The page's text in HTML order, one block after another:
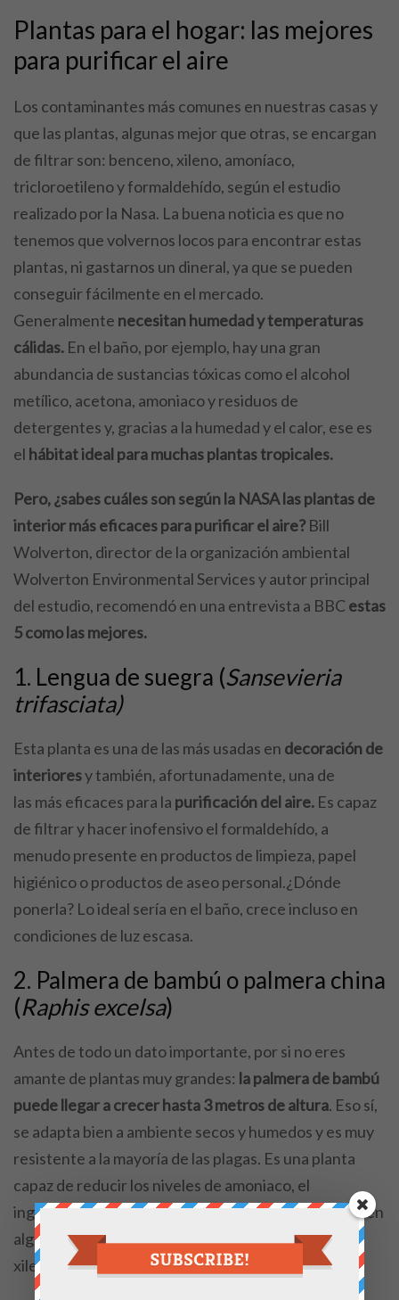
Plantas para el hogar: las mejores
para purificar el aire
Los contaminantes más comunes en nuestras casas y
que las plantas, algunas mejor que otras, se encargan
de filtrar son: benceno, xileno, amoníaco,
tricloroetileno y formaldehído, según el estudio
realizado por la Nasa. La buena noticia es que no
tenemos que volvernos locos para encontrar estas
plantas, ni gastarnos un dineral, ya que se pueden
conseguir fácilmente en el mercado.
Generalmente necesitan humedad y temperaturas
cálidas. En el baño, por ejemplo, hay una gran
abundancia de sustancias tóxicas como el alcohol
metílico, acetona, amoniaco y residuos de
detergentes y, gracias a la humedad y el calor, ese es
el hábitat ideal para muchas plantas tropicales.
Pero, ¿sabes cuáles son según la NASA las plantas de
interior más eficaces para purificar el aire? Bill
Wolverton, director de la organización ambiental
Wolverton Environmental Services y autor principal
del estudio, recomendó en una entrevista a BBCestas
5 como las mejores.
1. Lengua de suegra (Sansevieria
trifasciata)
Esta planta es una de las más usadas en decoración de
interioresy también, afortunadamente, una de
las más eficaces para la purificación del aire. Es capaz
de filtrar y hacer inofensivo el formaldehído, a
menudo presente en productos de limpieza, papel
higiénico o productos de aseo personal.¿Dónde
ponerla? Lo ideal sería en el baño, crece incluso en
condiciones de luz escasa.
2. Palmera de bambú o palmera china
(Raphis excelsa)
Antes de todo un dato importante, por si no eres
amante de plantas muy grandes: la palmera de bambú
puede llegar a crecer hasta 3 metros de altura. Eso sí,
se adapta bien a ambiente secos y humedos y es muy
resistente a la mayoría de las plagas. Es una planta
capaz de reducir los niveles de amoniaco, el
ingrediente que se encuentra en los detergentes y en
algunos tejidos y colorantes. También es útil contra
xileno y formaldehído.